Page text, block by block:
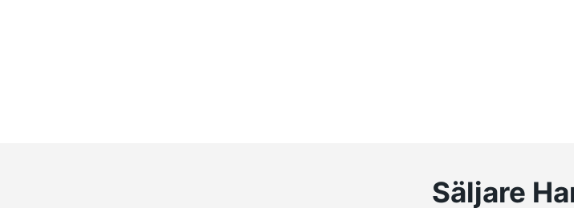
Säljare